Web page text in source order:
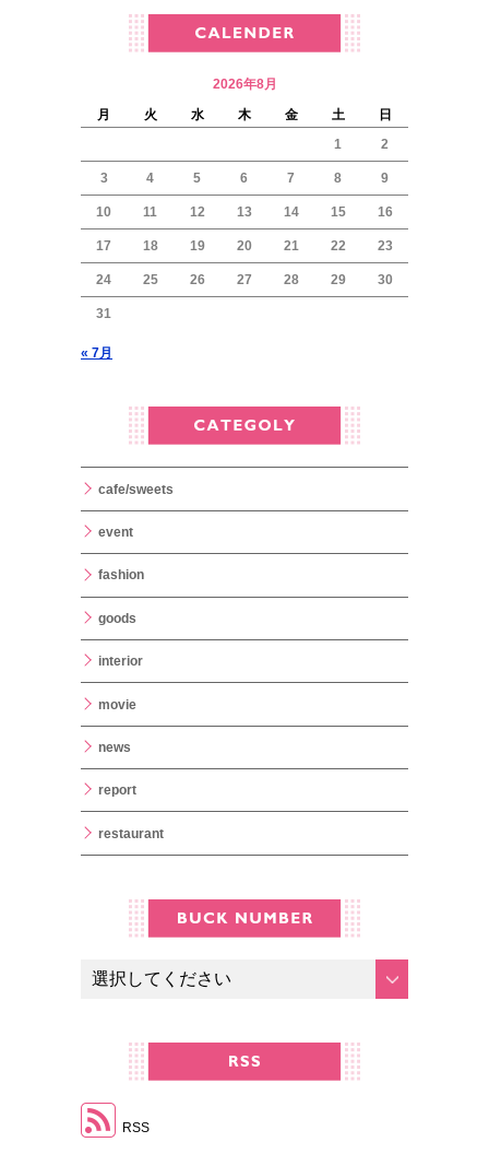
2026年8月
月
火 水 木 金 土
日
1
2
3 4 5 6 7 8 9
10 11 12 13 14 15 16
17 18 19 20 21 22 23
24 25 26 27 28 29 30
31
« 7月
cafe/sweets
event
fashion
goods
interior
movie
news
report
restaurant
RSS